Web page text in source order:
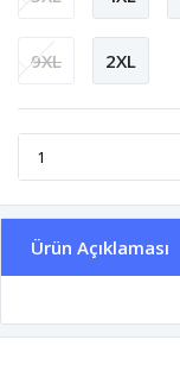
9XL 2XL
Ürün Açıklaması